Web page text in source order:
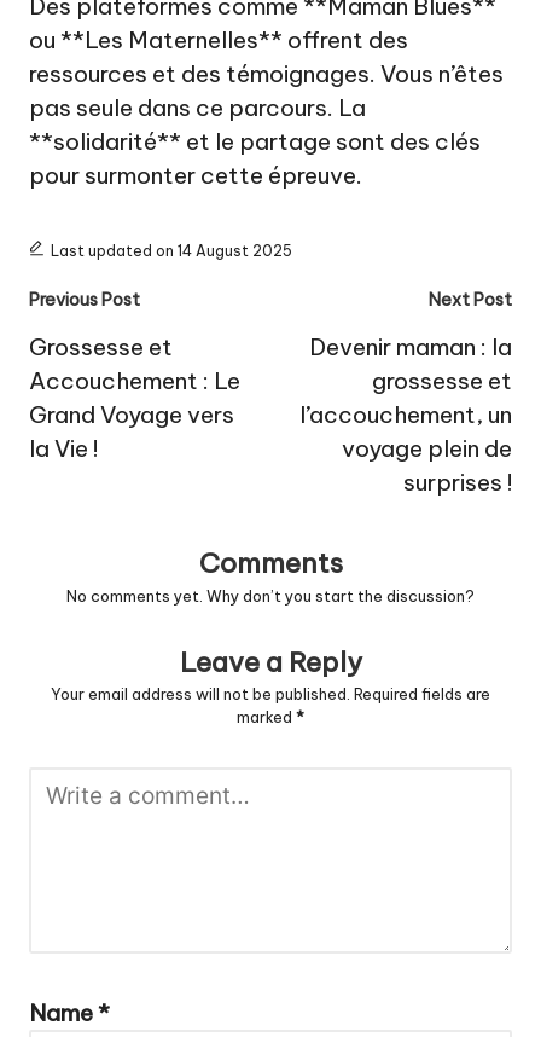
Des plateformes comme **Maman Blues**
ou **Les Maternelles** offrent des
ressources et des témoignages. Vous n’êtes
pas seule dans ce parcours. La
**solidarité** et le partage sont des clés
pour surmonter cette épreuve.
Last updated on 14 August 2025
Post
navigation
Previous Post
Grossesse et
Accouchement : Le
Grand Voyage vers
la Vie !
Next Post
Devenir maman : la
grossesse et
l’accouchement, un
voyage plein de
surprises !
Comments
No comments yet. Why don’t you start the discussion?
Leave a Reply
Your email address will not be published. Required fields are
marked *
Name*